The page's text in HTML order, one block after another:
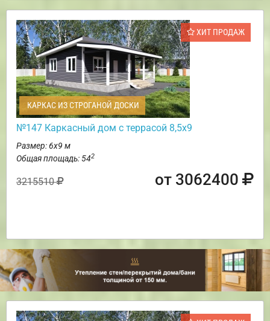
ХИТ ПРОДАЖ
КАРКАС ИЗ СТРОГАНОЙ ДОСКИ
№147 Каркасный дом с террасой 8,5х9
Размер: 6х9 м
Общая площадь: 542
3215510 от 3062400